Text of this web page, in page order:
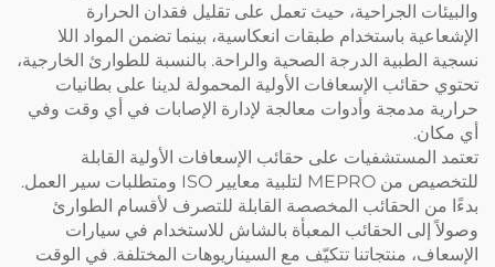
والبيئات الجراحية، حيث تعمل على تقليل فقدان الحرارة
الإشعاعية باستخدام طبقات انعكاسية، بينما تضمن المواد اللا
نسجية الطبية الدرجة الصحية والراحة. بالنسبة للطوارئ الخارجية،
تحتوي حقائب الإسعافات الأولية المحمولة لدينا على بطانيات
حرارية مدمجة وأدوات معالجة لإدارة الإصابات في أي وقت وفي
أي مكان.
تعتمد المستشفيات على حقائب الإسعافات الأولية القابلة
للتخصيص من MEPRO لتلبية معايير ISO ومتطلبات سير العمل.
بدءًا من الحقائب المخصصة القابلة للتصرف لأقسام الطوارئ
وصولاً إلى الحقائب المعبأة بالشاش للاستخدام في سيارات
الإسعاف، منتجاتنا تتكيّف مع السيناريوهات المختلفة. في الوقت